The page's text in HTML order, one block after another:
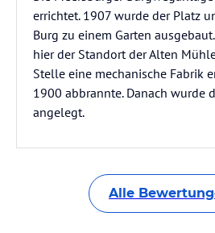
errichtet. 1907 wurde der Platz
Burg zu einem Garten
hier der Standort der Alten
Stelle eine mechanische Fabrik
1900 abbrannte. Danach wurde
angelegt.
Alle